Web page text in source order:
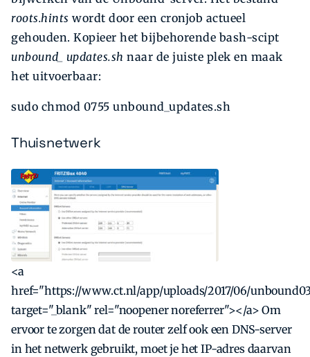
roots.hints wordt door een cronjob actueel
gehouden. Kopieer het bijbehorende bash-scipt
unbound_ updates.sh naar de juiste plek en maak
het uitvoerbaar:
sudo chmod 0755 unbound_updates.sh
Thuisnetwerk
<a
href="https://www.ct.nl/app/uploads/2017/06/
target="_blank" rel="noopener noreferrer"></a> Om
ervoor te zorgen dat de router zelf ook een DNS-server
in het netwerk gebruikt, moet je het IP-adres daarvan